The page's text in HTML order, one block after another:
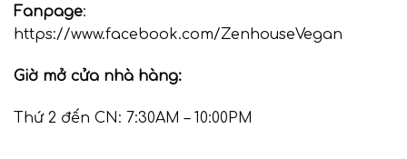
Fanpage:
https://www.facebook.com/ZenhouseVegan
Giờ mở cửa nhà hàng:
Thứ 2 đến CN: 7:30AM – 10:00PM